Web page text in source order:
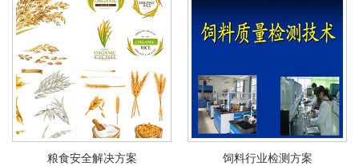
粮食安全解决方案 饲料行业检测方案